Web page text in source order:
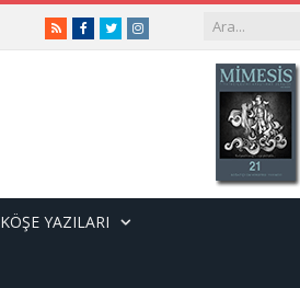
RSSFacebook
TwitterInstagram
KÖŞE YAZILARI